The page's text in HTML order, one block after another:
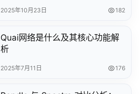
2025年10月23日 182
Quai网络是什么及其核心功能解
析
2025年7月11日 176